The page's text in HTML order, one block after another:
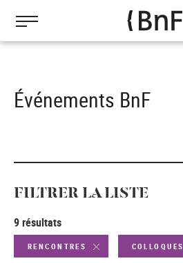
contenu
Événements BnF
FILTRER LA LISTE
9 résultats
RENCONTRES COLLOQUES